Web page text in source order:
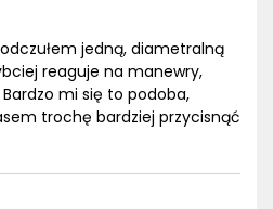
jedną, diametralną
reaguje na manewry,
Bardzo mi się to podoba,
trochę bardziej przycisnąć